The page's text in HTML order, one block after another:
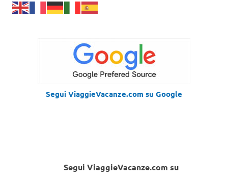
Segui ViaggieVacanze.com su Google
Segui ViaggieVacanze.com su